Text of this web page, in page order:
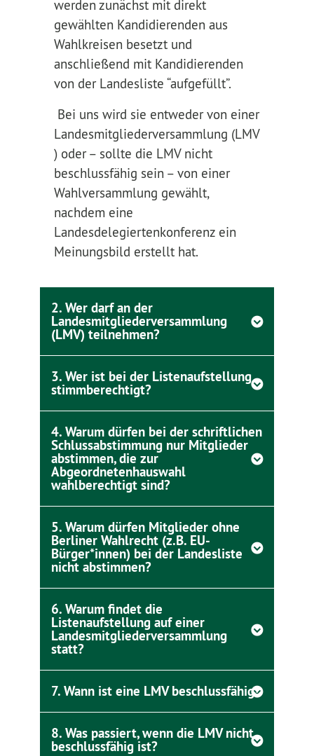
werden zunächst mit direkt
gewählten Kandidierenden aus
Wahlkreisen besetzt und
anschließend mit Kandidierenden
von der Landesliste “aufgefüllt”.
Bei uns wird sie entweder von einer
Landesmitgliederversammlung (LMV
) oder – sollte die LMV nicht
beschlussfähig sein – von einer
Wahlversammlung gewählt,
nachdem eine
Landesdelegiertenkonferenz ein
Meinungsbild erstellt hat.
2. Wer darf an der
Landesmitgliederversammlung
(LMV) teilnehmen?
3. Wer ist bei der Listenaufstellung
stimmberechtigt?
4. Warum dürfen bei der schriftlichen
Schlussabstimmung nur Mitglieder
abstimmen, die zur
Abgeordnetenhauswahl
wahlberechtigt sind?
5. Warum dürfen Mitglieder ohne
Berliner Wahlrecht (z.B. EU-
Bürger*innen) bei der Landesliste
nicht abstimmen?
6. Warum findet die
Listenaufstellung auf einer
Landesmitgliederversammlung
statt?
7. Wann ist eine LMV beschlussfähig?
8. Was passiert, wenn die LMV nicht
beschlussfähig ist?